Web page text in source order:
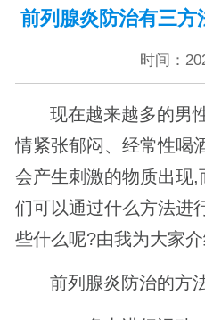
前列腺炎防治有三方
时间：
现在越来越多的男
情紧张郁闷、经常性喝
会产生刺激的物质出现
们可以通过什么方法进
些什么呢?由我为大家
前列腺炎防治的方